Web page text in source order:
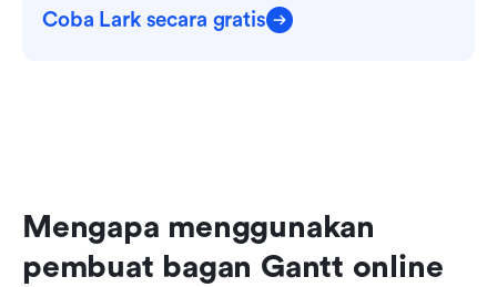
Coba Lark secara gratis
Mengapa menggunakan
pembuat bagan Gantt online